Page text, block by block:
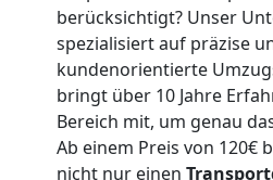
berücksichtigt? Unser
spezialisiert auf präzise
kundenorientierte
bringt über 10 Jahre
Bereich mit, um genau
Ab einem Preis von 120€
nicht nur einen
Mann